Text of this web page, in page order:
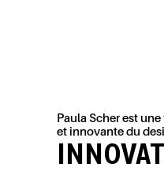
Paula Scher est
et innovante du